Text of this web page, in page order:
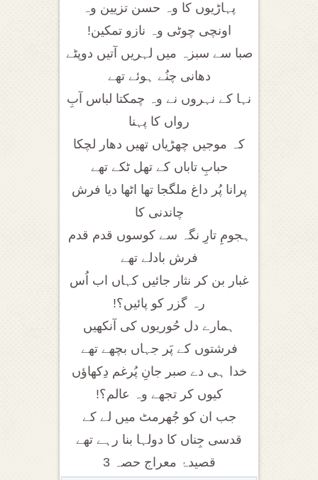
پہاڑیوں کا وہ حسن تزیین وہ
اونچی چوٹی وہ نازو تمکین!
صبا سے سبزہ میں لہریں آتیں دوپٹے
دھانی چنُے ہوئے تھے
نہا کے نہروں نے وہ چمکتا لباس آبِ
رواں کا پہنا
کہ موجیں چھڑیاں تھیں دھار لچکا
حبابِ تاباں کے تھل ٹکے تھے
پرانا پُر داغ ملگجا تھا اٹھا دیا فرش
چاندنی کا
ہجومِ تارِ نگہ سے کوسوں قدم قدم
فرش بادلے تھے
غبار بن کر نثار جائیں کہاں اب اُس
رہ گزر کو پائیں؟!
ہمارے دل حُوریوں کی آنکھیں
فرشتوں کے پَر جہاں بچھے تھے
خدا ہی دے صبر جانِ پُرغم دِکھاؤں
کیوں کر تجھے وہ عالم؟!
جب ان کو جُھرمٹ میں لے کے
قدسی جِناں کا دولہا بنا رہے تھے
قصیدۂ معراج حصہ 3